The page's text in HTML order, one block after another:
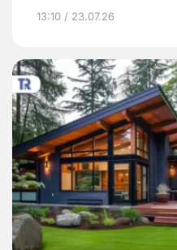
13:10 / 23.07.26